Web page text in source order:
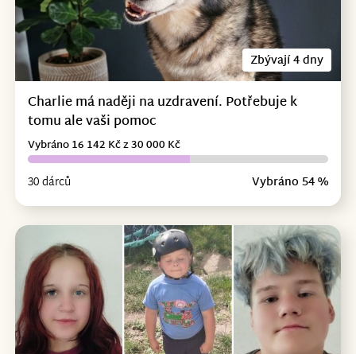
Zbývají 4 dny
Charlie má naději na uzdravení. Potřebuje k
tomu ale vaši pomoc
30 dárců Vybráno 54 %
Vybráno 16 142 Kč z 30 000 Kč